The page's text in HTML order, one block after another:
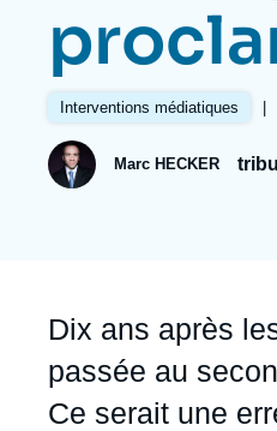
Partenariats et réseaux
Nous soutenir en tant
Intelligence artificielle
Guerre en Ukraine
OTAN
Interventions médiatiques |
Marc HECKER
Accroche
Dix ans après
passée au
Ce serait une